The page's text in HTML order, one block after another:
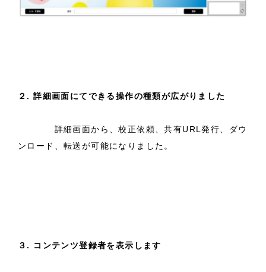
２. 詳細画面にてできる操作の種類が広がりました
詳細画面から、校正依頼、共有URL発行、ダウ
ンロード、転送が可能になりました。
３. コンテンツ登録者を表示します